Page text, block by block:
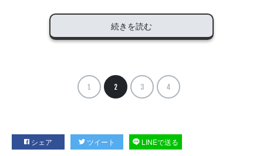
続きを読む
1 2 3 4
シェア ツイート LINEで送る